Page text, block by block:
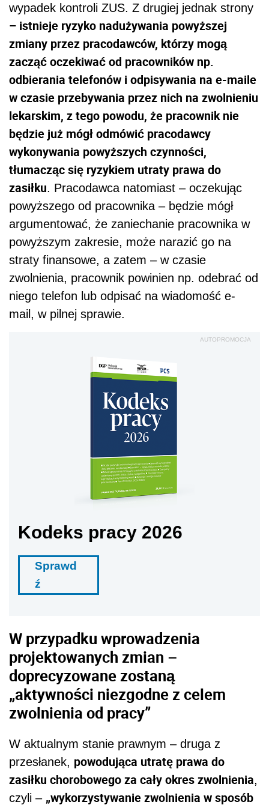
wypadek kontroli ZUS. Z drugiej jednak strony
– istnieje ryzyko nadużywania powyższej
zmiany przez pracodawców, którzy mogą
zacząć oczekiwać od pracowników np.
odbierania telefonów i odpisywania na e-maile
w czasie przebywania przez nich na zwolnieniu
lekarskim, z tego powodu, że pracownik nie
będzie już mógł odmówić pracodawcy
wykonywania powyższych czynności,
tłumacząc się ryzykiem utraty prawa do
zasiłku. Pracodawca natomiast – oczekując
powyższego od pracownika – będzie mógł
argumentować, że zaniechanie pracownika w
powyższym zakresie, może narazić go na
straty finansowe, a zatem – w czasie
zwolnienia, pracownik powinien np. odebrać od
niego telefon lub odpisać na wiadomość e-
mail, w pilnej sprawie.
AUTOPROMOCJA
Kodeks pracy 2026
Sprawd
ź
W przypadku wprowadzenia
projektowanych zmian –
doprecyzowane zostaną
„aktywności niezgodne z celem
zwolnienia od pracy”
W aktualnym stanie prawnym – druga z
przesłanek, powodująca utratę prawa do
zasiłku chorobowego za cały okres zwolnienia,
czyli – „wykorzystywanie zwolnienia w sposób